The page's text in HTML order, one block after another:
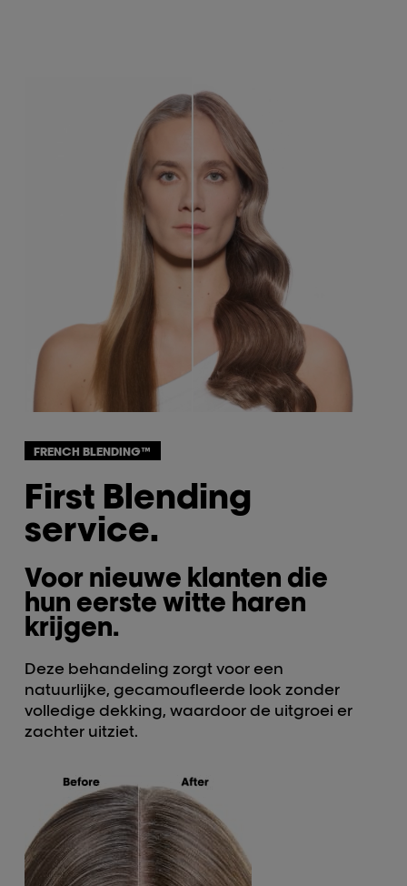
FRENCH BLENDING™
First Blending
service.
Voor nieuwe klanten die
hun eerste witte haren
krijgen.
Deze behandeling zorgt voor een
natuurlijke, gecamoufleerde look zonder
volledige dekking, waardoor de uitgroei er
zachter uitziet.